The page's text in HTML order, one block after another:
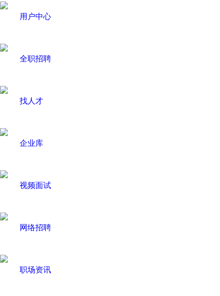
用户中心
全职招聘
找人才
企业库
视频面试
网络招聘
职场资讯